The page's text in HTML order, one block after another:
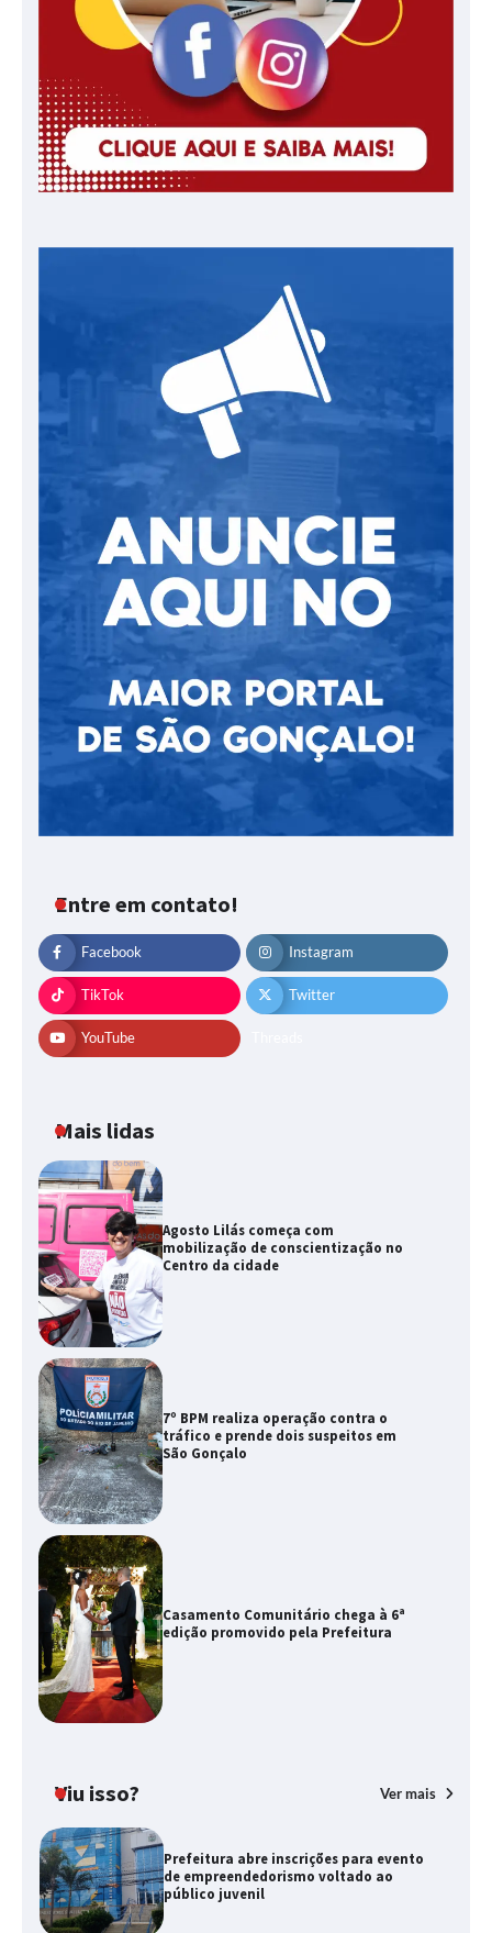
Entre em contato!
Facebook Instagram
TikTok Twitter
YouTube
Mais lidas
Agosto Lilás começa com
mobilização de conscientização no
Centro da cidade
7º BPM realiza operação contra o
tráfico e prende dois suspeitos em
São Gonçalo
Casamento Comunitário chega à 6ª
edição promovido pela Prefeitura
Viu isso? Ver mais
Prefeitura abre inscrições para evento
de empreendedorismo voltado ao
público juvenil